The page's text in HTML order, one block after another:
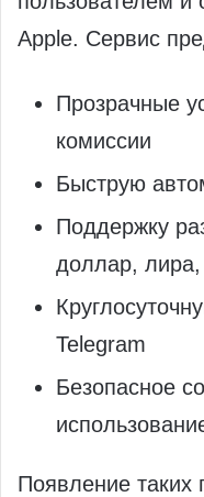
Apple. Сервис
Прозрачные
комиссии
Быструю
Поддержку
доллар, лира,
Telegram
Безопасное
Появление таких